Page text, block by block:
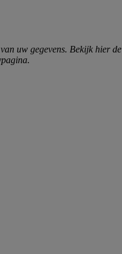
uw gegevens. Bekijk hier de